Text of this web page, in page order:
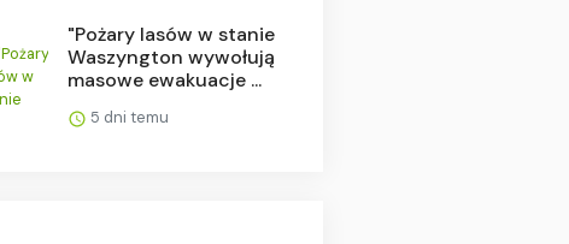
"Pożary lasów w stanie
Waszyngton wywołują
masowe ewakuacje ...
5 dni temu